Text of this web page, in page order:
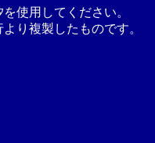
使用してください。
り複製したものです。